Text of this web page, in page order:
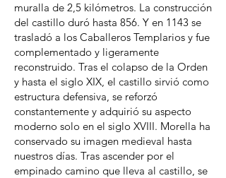
muralla de 2,5 kilómetros. La construcción
del castillo duró hasta 856. Y en 1143 se
trasladó a los Caballeros Templarios y fue
complementado y ligeramente
reconstruido. Tras el colapso de la Orden
y hasta el siglo XIX, el castillo sirvió como
estructura defensiva, se reforzó
constantemente y adquirió su aspecto
moderno solo en el siglo XVIII. Morella ha
conservado su imagen medieval hasta
nuestros días. Tras ascender por el
empinado camino que lleva al castillo, se